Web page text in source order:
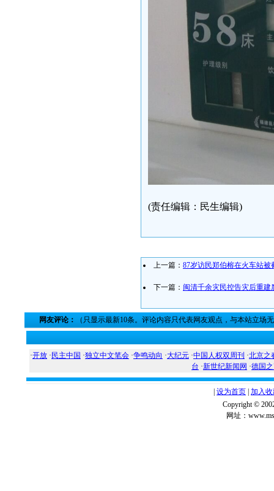
(责任编辑：民生编辑)
上一篇： 87岁访民郑伯榕在火车站被
下一篇： 闽清千余灾民控告灾后重建
网友评论： （只显示最新10条。评论内容只代表网友观点，与本站立场
·开放 · 民主中国 ·独立中文笔会 ·争鸣动向 ·大纪元 ·中国人权双周刊 ·北京之
台 ·新世纪新闻网 ·德国
设为首页 加入
Copyright ©
网址：